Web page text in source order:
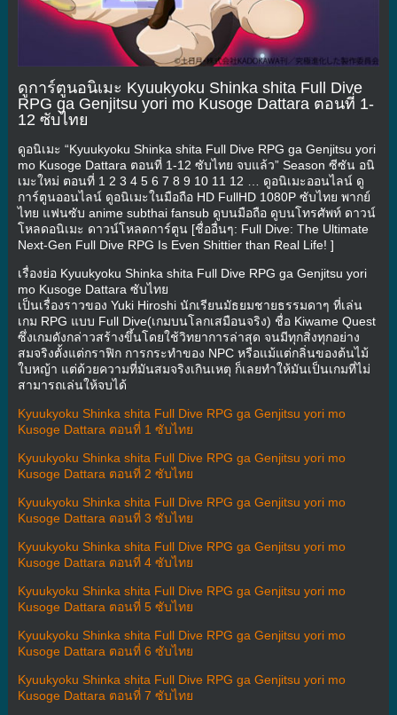
ดูการ์ตูนอนิเมะ Kyuukyoku Shinka shita Full Dive
RPG ga Genjitsu yori mo Kusoge Dattara ตอนที่ 1-
12 ซับไทย
ดูอนิเมะ “Kyuukyoku Shinka shita Full Dive RPG ga Genjitsu yori
mo Kusoge Dattara ตอนที่ 1-12 ซับไทย จบแล้ว” Season ซีซัน อนิ
เมะใหม่ ตอนที่ 1 2 3 4 5 6 7 8 9 10 11 12 … ดูอนิเมะออนไลน์ ดู
การ์ตูนออนไลน์ ดูอนิเมะในมือถือ HD FullHD 1080P ซับไทย พากย์
ไทย แฟนซับ anime subthai fansub ดูบนมือถือ ดูบนโทรศัพท์ ดาวน์
โหลดอนิเมะ ดาวน์โหลดการ์ตูน [ชื่ออื่นๆ: Full Dive: The Ultimate
Next-Gen Full Dive RPG Is Even Shittier than Real Life! ]
เรื่องย่อ Kyuukyoku Shinka shita Full Dive RPG ga Genjitsu yori
mo Kusoge Dattara ซับไทย
เป็นเรื่องราวของ Yuki Hiroshi นักเรียนมัธยมชายธรรมดาๆ ที่เล่น
เกม RPG แบบ Full Dive(เกมบนโลกเสมือนจริง) ชื่อ Kiwame Quest
ซึ่งเกมดังกล่าวสร้างขึ้นโดยใช้วิทยาการล่าสุด จนมีทุกสิ่งทุกอย่าง
สมจริงตั้งแต่กราฟิก การกระทำของ NPC หรือแม้แต่กลิ่นของต้นไม้
ใบหญ้า แต่ด้วยความที่มันสมจริงเกินเหตุ ก็เลยทำให้มันเป็นเกมที่ไม่
สามารถเล่นให้จบได้
Kyuukyoku Shinka shita Full Dive RPG ga Genjitsu yori mo
Kusoge Dattara ตอนที่ 1 ซับไทย
Kyuukyoku Shinka shita Full Dive RPG ga Genjitsu yori mo
Kusoge Dattara ตอนที่ 2 ซับไทย
Kyuukyoku Shinka shita Full Dive RPG ga Genjitsu yori mo
Kusoge Dattara ตอนที่ 3 ซับไทย
Kyuukyoku Shinka shita Full Dive RPG ga Genjitsu yori mo
Kusoge Dattara ตอนที่ 4 ซับไทย
Kyuukyoku Shinka shita Full Dive RPG ga Genjitsu yori mo
Kusoge Dattara ตอนที่ 5 ซับไทย
Kyuukyoku Shinka shita Full Dive RPG ga Genjitsu yori mo
Kusoge Dattara ตอนที่ 6 ซับไทย
Kyuukyoku Shinka shita Full Dive RPG ga Genjitsu yori mo
Kusoge Dattara ตอนที่ 7 ซับไทย